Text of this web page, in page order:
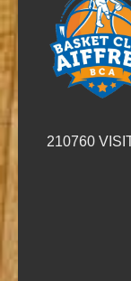
210760